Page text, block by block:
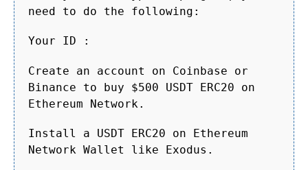
need to do the following:
Your ID :
Create an account on Coinbase or
Binance to buy $500 USDT ERC20 on
Ethereum Network.
Install a USDT ERC20 on Ethereum
Network Wallet like Exodus.